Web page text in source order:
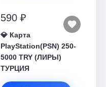
590 ₽
💎 Карта
PlayStation(PSN) 250-
5000 TRY (ЛИРЫ)
ТУРЦИЯ